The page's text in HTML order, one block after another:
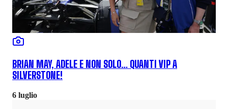
BRIAN MAY, ADELE E NON SOLO… QUANTI VIP A
SILVERSTONE!
6 luglio